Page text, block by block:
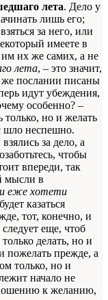
лета. Дело у
лишь его;
за него, или
имеете в
им их же самих, а не
лета, – это значит,
послании писаны
идут убеждения,
особенно? –
только, но и желать
шло неспешно.
за дело, а
чтобы
впереди, так
мысли в
еже хотети
казаться
тот, конечно, и
еще, чтоб
делать, но и
пожелать прежде, а
только, но и
начало не
к желанию,